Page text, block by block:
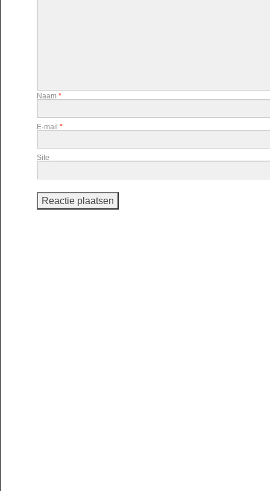
Naam *
E-mail *
Site